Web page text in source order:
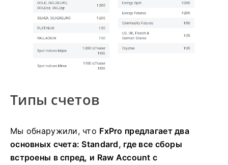
Типы счетов
Мы обнаружили, что FxPro предлагает два
основных счета: Standard, где все сборы
встроены в спред, и Raw Account с